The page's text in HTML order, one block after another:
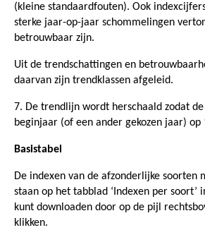
(kleine standaardfouten). Ook
sterke jaar-op-jaar schommelingen
betrouwbaar zijn.
Uit de trendschattingen en
daarvan zijn trendklassen afgeleid.
7. De trendlijn wordt herschaald zodat
beginjaar (of een ander gekozen jaar) op
Basistabel
De indexen van de afzonderlijke soorten
staan op het tabblad ‘Indexen per soort’
kunt downloaden door op de pijl
klikken.